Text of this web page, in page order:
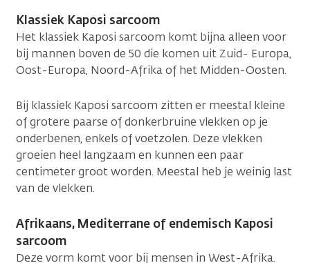
Klassiek Kaposi sarcoom
Het klassiek Kaposi sarcoom komt bijna alleen voor
bij mannen boven de 50 die komen uit Zuid- Europa,
Oost-Europa, Noord-Afrika of het Midden-Oosten.
Bij klassiek Kaposi sarcoom zitten er meestal kleine
of grotere paarse of donkerbruine vlekken op je
onderbenen, enkels of voetzolen. Deze vlekken
groeien heel langzaam en kunnen een paar
centimeter groot worden. Meestal heb je weinig last
van de vlekken.
Afrikaans, Mediterrane of endemisch Kaposi
sarcoom
Deze vorm komt voor bij mensen in West-Afrika.